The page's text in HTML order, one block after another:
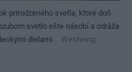
prirodzeného svetla, ktoré doň
svetlo ešte násobí a odráža
dielami.
Westwing